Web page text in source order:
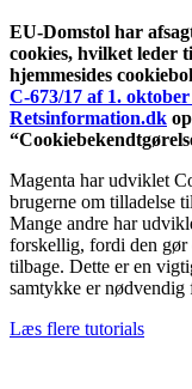
EU-Domstol har
cookies, hvilket leder
hjemmesides
C-673/17 af 1. oktober
Retsinformation.dk
Magenta har udviklet
brugerne om tilladelse
Mange andre har
forskellig, fordi den
tilbage. Dette er en
samtykke er
Læs flere tutorials